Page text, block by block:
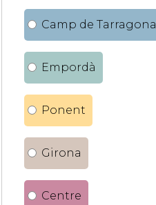
Camp de Tarragona
Empordà
Ponent
Girona
Centre